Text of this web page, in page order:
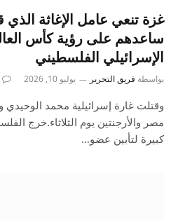
غزة تنعي عامل الإغاثة الذي
ساعدهم على رؤية كأس
الإسرائيلي الفلسطيني
بواسطة فريق التحرير يوليو 10, 2026
وقتلت غارة إسرائيلية محمد الوحيدي
مصر والأرجنتين يوم الثلاثاء.خرج
كبيرة لتأبين عضو…